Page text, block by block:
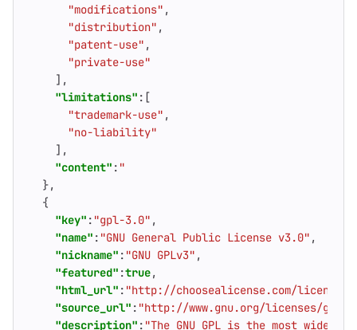
"modifications" ,
"distribution" ,
"patent-use" ,
"private-use"
],
"limitations" :[
"trademark-use" ,
"no-liability"
],
"content" : "
},
{
"key" : "gpl-3.0" ,
"name" : "GNU General Public License v3.0" ,
"nickname" : "GNU GPLv3" ,
"featured" :true,
"html_url" : "http://choosealicense.com/
"source_url" : "http://www.gnu.org/licenses/
"description" : "The GNU GPL is the most